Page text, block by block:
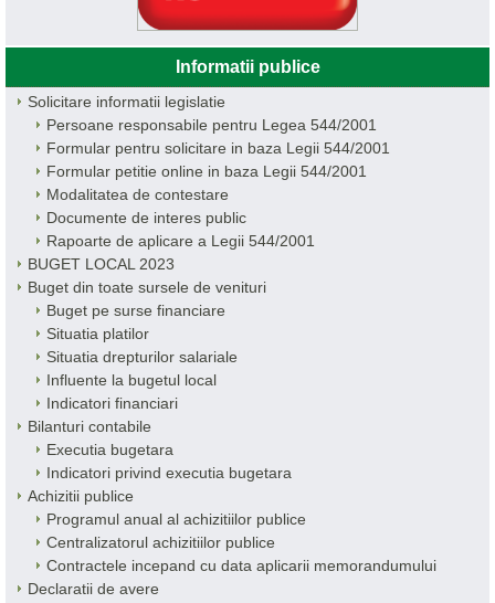
Informatii publice
Solicitare informatii legislatie
Persoane responsabile pentru Legea 544/2001
Formular pentru solicitare in baza Legii 544/2001
Formular petitie online in baza Legii 544/2001
Modalitatea de contestare
Documente de interes public
Rapoarte de aplicare a Legii 544/2001
BUGET LOCAL 2023
Buget din toate sursele de venituri
Buget pe surse financiare
Situatia platilor
Situatia drepturilor salariale
Influente la bugetul local
Indicatori financiari
Bilanturi contabile
Executia bugetara
Indicatori privind executia bugetara
Achizitii publice
Programul anual al achizitiilor publice
Centralizatorul achizitiilor publice
Contractele incepand cu data aplicarii memorandumului
Declaratii de avere